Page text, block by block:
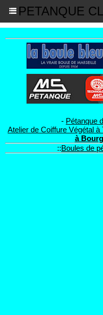
PETANQUE
- Pétanque
Atelier de Coiffure Végétal à
à
::Boules de